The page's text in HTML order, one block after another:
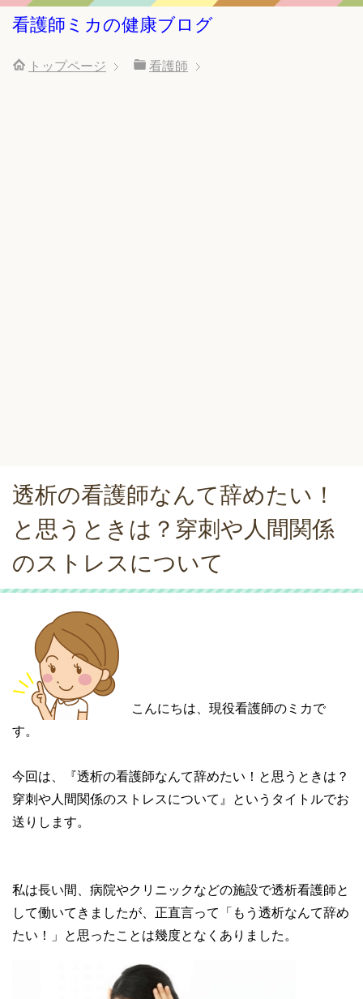
看護師ミカの健康ブログ
トップページ 看護師
透析の看護師なんて辞めたい！
と思うときは？穿刺や人間関係
のストレスについて
こんにちは、現役看護師のミカで
す。
今回は、『透析の看護師なんて辞めたい！と思うときは？
穿刺や人間関係のストレスについて』というタイトルでお
送りします。
私は長い間、病院やクリニックなどの施設で透析看護師と
して働いてきましたが、正直言って「もう透析なんて辞め
たい！」と思ったことは幾度となくありました。